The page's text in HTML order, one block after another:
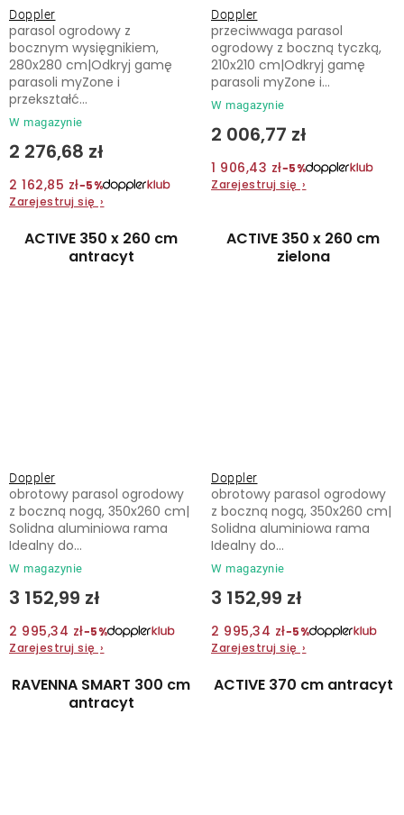
Doppler
W magazynie
2 276,68 zł
2 162,85 zł−5%
Zarejestruj się ›
parasol ogrodowy z
bocznym wysięgnikiem,
280x280 cm|Odkryj gamę
parasoli myZone i
przekształć...
Doppler
W magazynie
2 006,77 zł
1 906,43 zł−5%
Zarejestruj się ›
przeciwwaga parasol
ogrodowy z boczną tyczką,
210x210 cm|Odkryj gamę
parasoli myZone i...
ACTIVE 350 x 260 cm
antracyt
Doppler
W magazynie
3 152,99 zł
2 995,34 zł−5%
Zarejestruj się ›
obrotowy parasol ogrodowy
z boczną nogą, 350x260 cm|
Solidna aluminiowa rama
Idealny do...
ACTIVE 350 x 260 cm
zielona
Doppler
W magazynie
3 152,99 zł
2 995,34 zł−5%
Zarejestruj się ›
obrotowy parasol ogrodowy
z boczną nogą, 350x260 cm|
Solidna aluminiowa rama
Idealny do...
RAVENNA SMART 300 cm
antracyt
ACTIVE 370 cm antracyt